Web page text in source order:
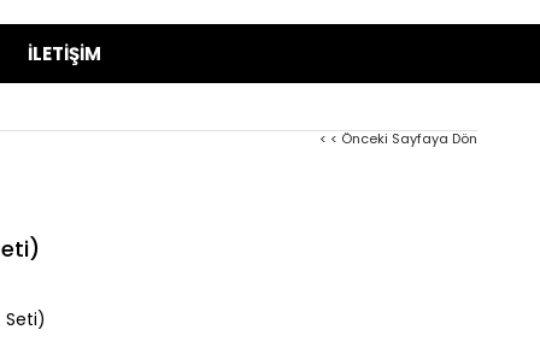
İLETIŞIM
< < Önceki Sayfaya Dön
Seti)